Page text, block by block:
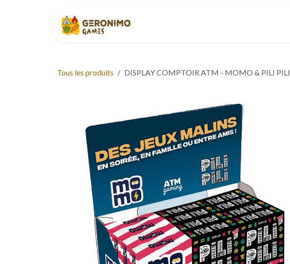
Tous les produits DISPLAY COMPTOIR ATM - MOMO & PILI PILI